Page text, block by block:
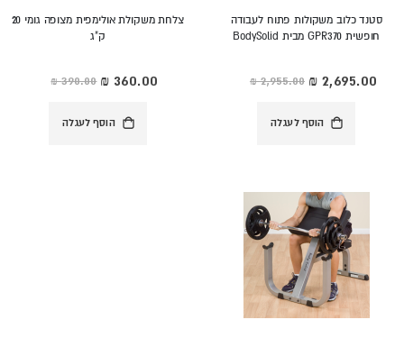
סטנד כלוב משקולות פתוח לעבודה
חופשית GPR370 מבית BodySolid
‏2,955.00 ₪ מחיר
מיוחד
הוסף לעגלה
צלחת משקולת אולימפית מצופה גומי 20
ק"ג
‏390.00 ₪ מחיר
מיוחד
הוסף לעגלה